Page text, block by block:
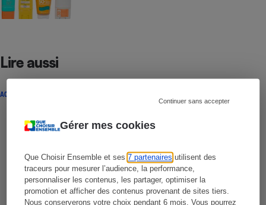
Gérer mes cookies
Que Choisir Ensemble et ses7 partenaires utilisent des
traceurs pour mesurer l’audience, la performance,
personnaliser les contenus, les partager, optimiser la
promotion et afficher des contenus provenant de sites tiers.
Nous conserverons votre choix pendant 6 mois. Vous pourrez
Continuer sans accepter
Lire aussi
ACTUALITÉ